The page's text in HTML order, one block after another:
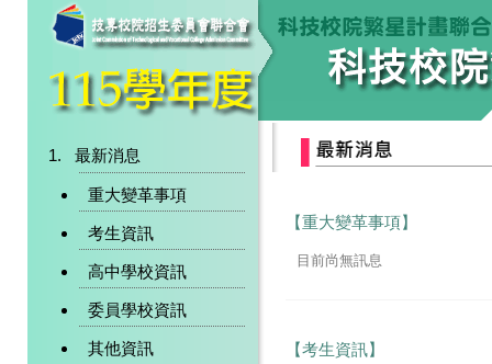
最新消息
重大變革事項
考生資訊
高中學校資訊
委員學校資訊
其他資訊
【重大變革事項】
目前尚無訊息
【考生資訊】